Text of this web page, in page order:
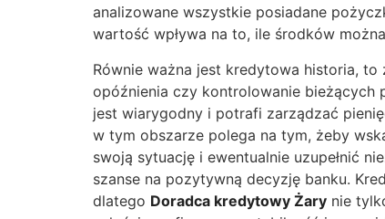
analizowane wszystkie posiadane
wartość wpływa na to, ile środków
Równie ważna jest kredytowa historia,
opóźnienia czy kontrolowanie bieżących
jest wiarygodny i potrafi zarządzać
w tym obszarze polega na tym, żeby
swoją sytuację i ewentualnie uzupełnić
szanse na pozytywną decyzję banku.
dlatego Doradca kredytowy Żary nie